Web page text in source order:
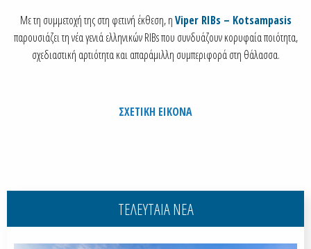
Με τη συμμετοχή της στη φετινή έκθεση, ηViper RIBs – Kotsampasis
παρουσιάζει τη νέα γενιά ελληνικών RIBs που συνδυάζουν κορυφαία ποιότητα,
σχεδιαστική αρτιότητα και απαράμιλλη συμπεριφορά στη θάλασσα.
ΣΧΕΤΙΚΗ ΕΙΚΟΝΑ
ΤΕΛΕΥΤΑΙΑ ΝΕΑ